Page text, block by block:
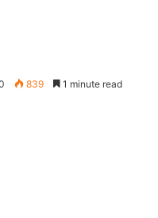
839 1 minute read